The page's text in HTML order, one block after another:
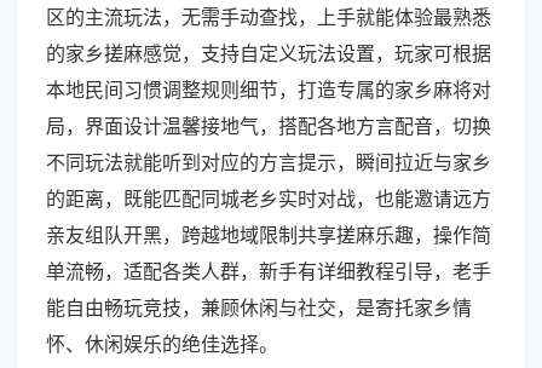
区的主流玩法，无需手动查找，上手就能体验最熟悉
的家乡搓麻感觉，支持自定义玩法设置，玩家可根据
本地民间习惯调整规则细节，打造专属的家乡麻将对
局，界面设计温馨接地气，搭配各地方言配音，切换
不同玩法就能听到对应的方言提示，瞬间拉近与家乡
的距离，既能匹配同城老乡实时对战，也能邀请远方
亲友组队开黑，跨越地域限制共享搓麻乐趣，操作简
单流畅，适配各类人群，新手有详细教程引导，老手
能自由畅玩竞技，兼顾休闲与社交，是寄托家乡情
怀、休闲娱乐的绝佳选择。